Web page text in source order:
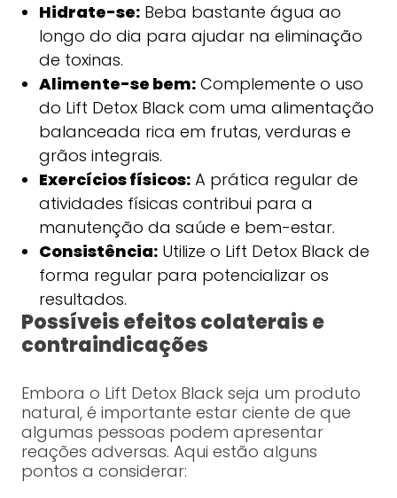
Hidrate-se:Beba bastante água ao
longo do dia para ajudar na eliminação
de toxinas.
Alimente-se bem:Complemente o uso
do Lift Detox Black com uma alimentação
balanceada rica em frutas, verduras e
grãos integrais.
Exercícios físicos:A prática regular de
atividades físicas contribui para a
manutenção da saúde e bem-estar.
Consistência:Utilize o Lift Detox Black de
forma regular para potencializar os
resultados.
Possíveis efeitos colaterais e
contraindicações
Embora o Lift Detox Black seja um produto
natural, é importante estar ciente de que
algumas pessoas podem apresentar
reações adversas. Aqui estão alguns
pontos a considerar: